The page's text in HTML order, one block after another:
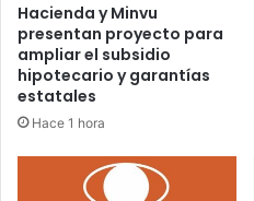
Hacienda y Minvu
presentan proyecto para
ampliar el subsidio
hipotecario y garantías
estatales
Hace 1 hora